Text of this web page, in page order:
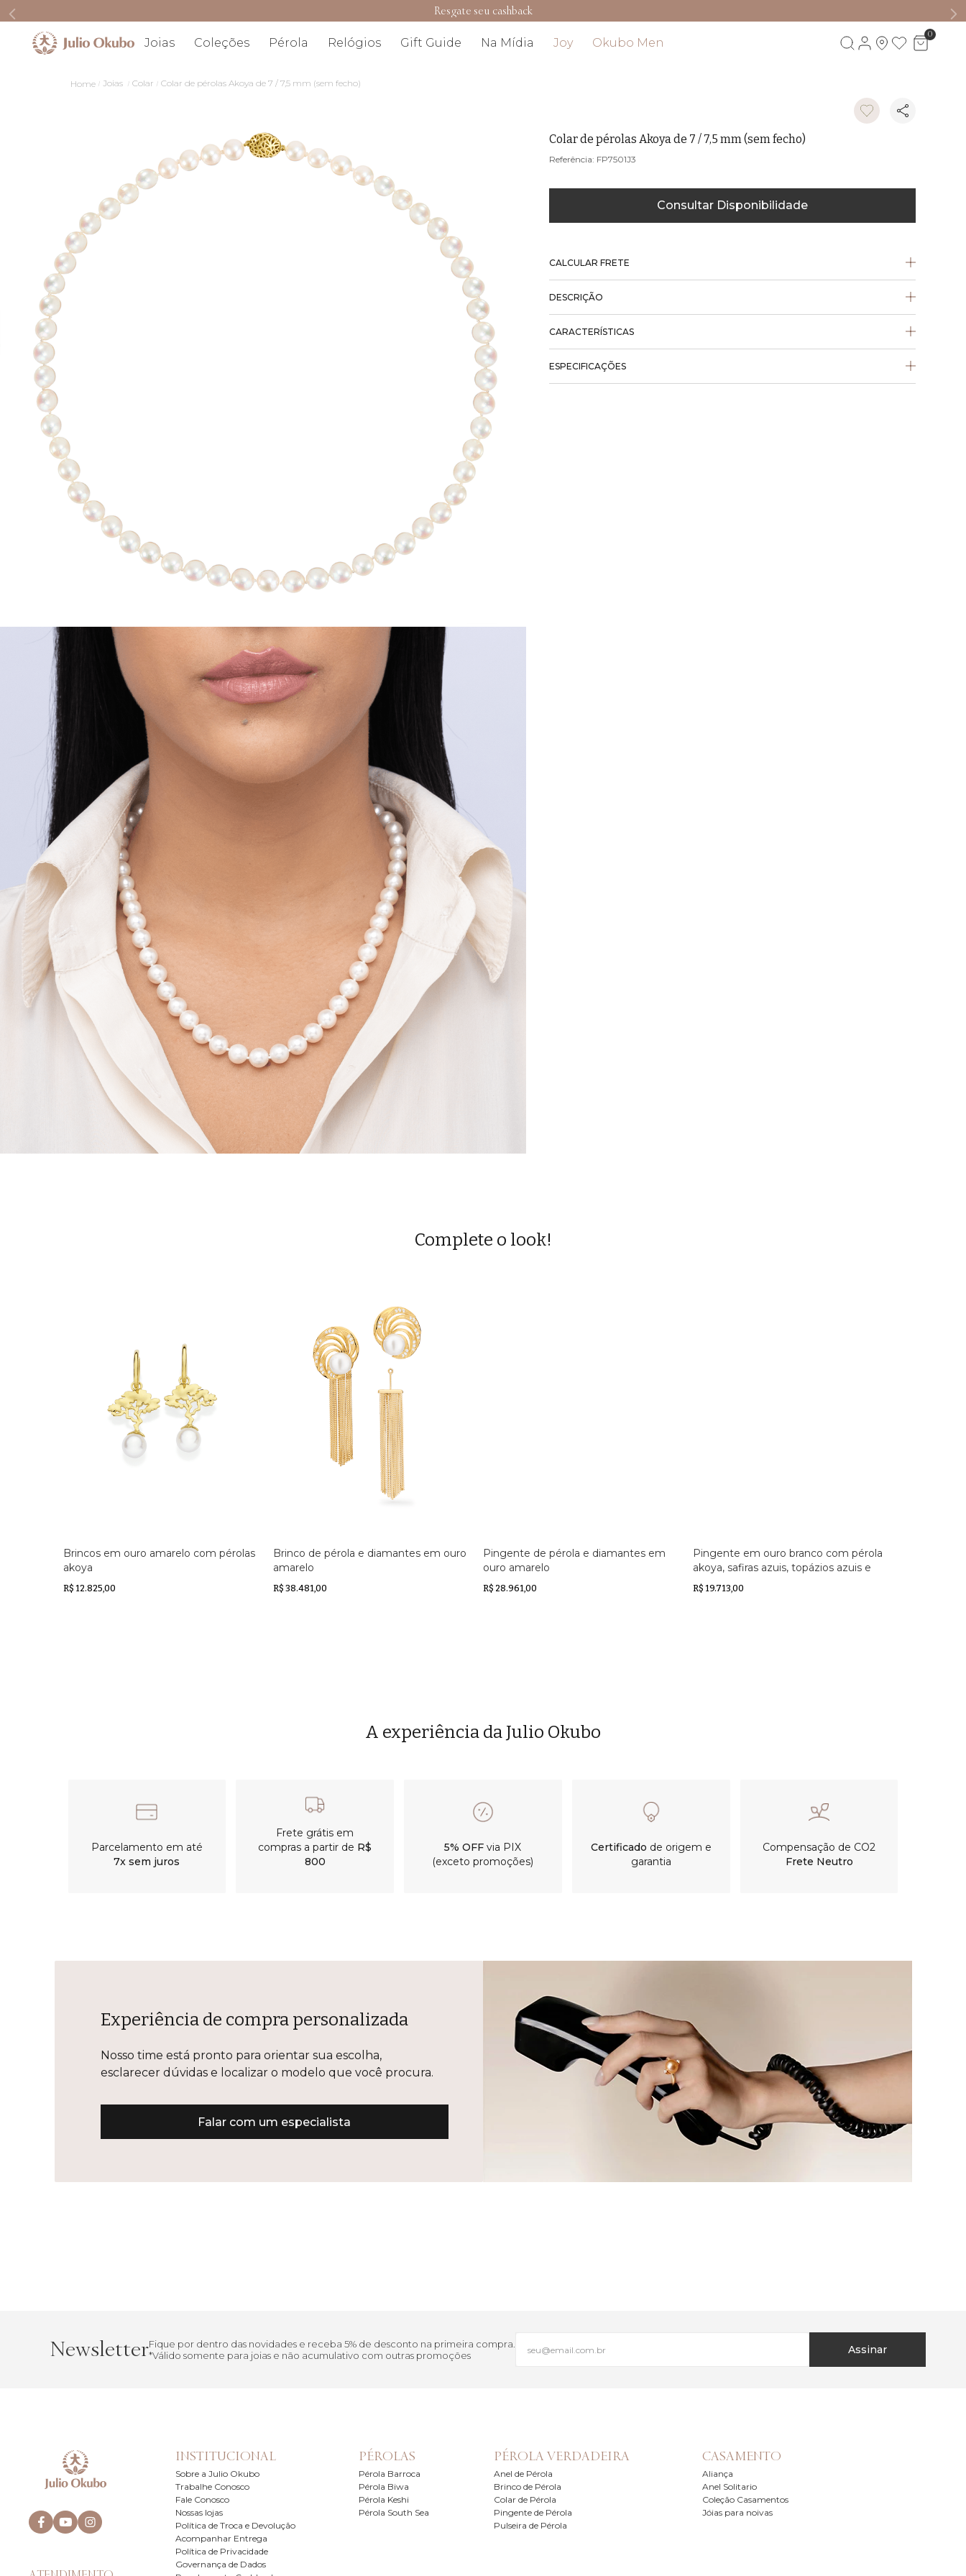
Resgate seu cashback
Joias Coleções Pérola Relógios Gift Guide Na Mídia Joy Okubo Men
0
Joias Colar Colar de pérolas Akoya de 7 / 7,5 mm (sem fecho)
Colar de pérolas Akoya de 7 / 7,5 mm (sem fecho)
FP7501J3
Consultar Disponibilidade
CALCULAR FRETE
DESCRIÇÃO
CARACTERÍSTICAS
ESPECIFICAÇÕES
Complete o look!
Brincos em ouro amarelo com pérolas
akoya
R$ 12.825,00
Brinco de pérola e diamantes em ouro
amarelo
R$ 38.481,00
Pingente de pérola e diamantes em
ouro amarelo
R$ 28.961,00
Pingente em ouro branco com pérola
akoya, safiras azuis, topázios azuis e
peridotos
R$ 19.713,00
A experiência da Julio Okubo
Parcelamento em até
7x sem juros
Frete grátis em
compras a partir de R$
800
5% OFF via PIX
(exceto promoções)
Certificado de origem e
garantia
Compensação de CO2
Frete Neutro
Experiência de compra personalizada
Nosso time está pronto para orientar sua escolha,
esclarecer dúvidas e localizar o modelo que você procura.
Falar com um especialista
NewsletterFique por dentro das novidades e receba 5% de desconto na primeira compra.
*Válido somente para joias e não acumulativo com outras promoções
Assinar
INSTITUCIONAL
Sobre a Julio Okubo
Trabalhe Conosco
Fale Conosco
Nossas lojas
Política de Troca e Devolução
Acompanhar Entrega
Política de Privacidade
Governança de Dados
PÉROLAS
Pérola Barroca
Pérola Biwa
Pérola Keshi
Pérola South Sea
PÉROLA VERDADEIRA
Anel de Pérola
Brinco de Pérola
Colar de Pérola
Pingente de Pérola
Pulseira de Pérola
CASAMENTO
Aliança
Anel Solitario
Coleção Casamentos
Jóias para noivas